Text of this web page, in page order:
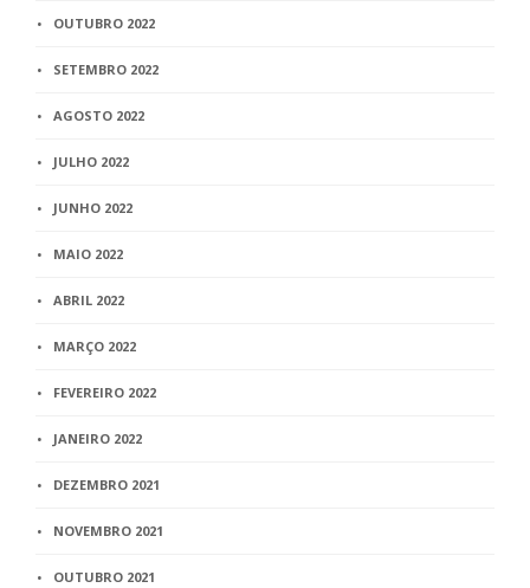
OUTUBRO 2022
SETEMBRO 2022
AGOSTO 2022
JULHO 2022
JUNHO 2022
MAIO 2022
ABRIL 2022
MARÇO 2022
FEVEREIRO 2022
JANEIRO 2022
DEZEMBRO 2021
NOVEMBRO 2021
OUTUBRO 2021